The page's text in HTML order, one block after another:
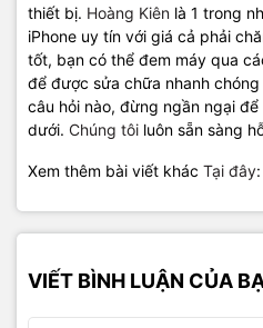
thiết bị. Hoàng Kiên là 1 trong
iPhone uy tín với giá cả phải
tốt, bạn có thể đem máy qua
để được sửa chữa nhanh
câu hỏi nào, đừng ngần ngại để
dưới. Chúng tôi luôn sẵn sàng
Xem thêm bài viết khác Tại đây:
VIẾT BÌNH LUẬN CỦA